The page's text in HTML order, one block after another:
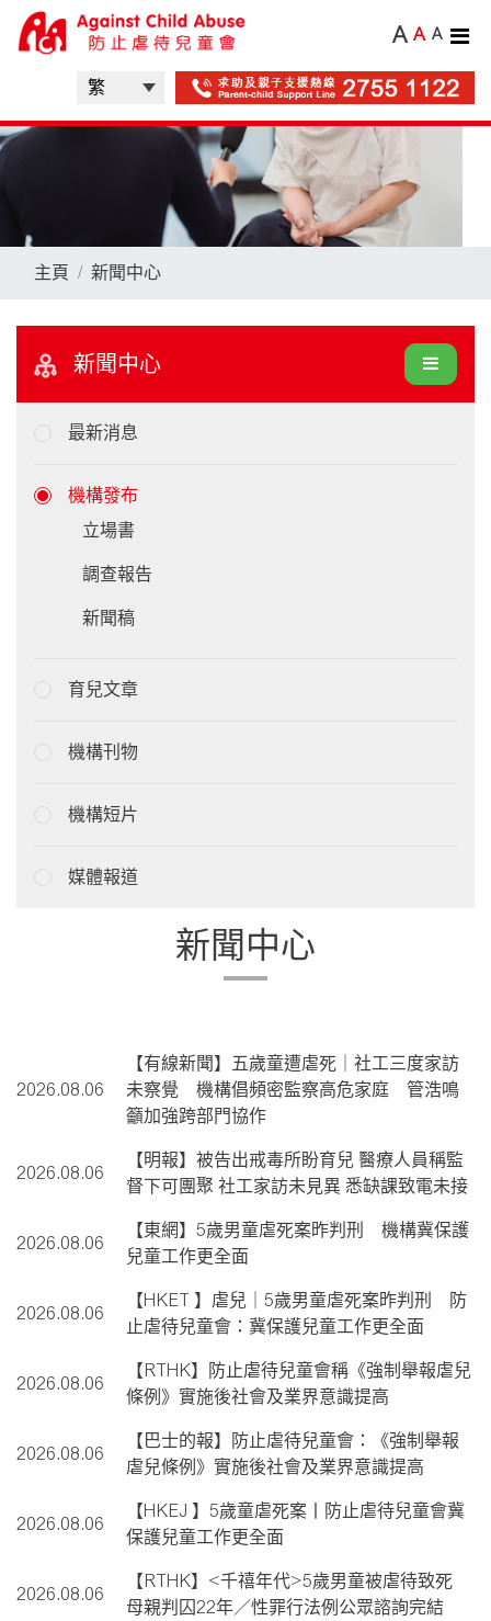
A A A
主頁 新聞中心
新聞中心
最新消息
機構發布
立場書
調查報告
新聞稿
育兒文章
機構刊物
機構短片
媒體報道
新聞中心
2026.08.06
【有線新聞】五歲童遭虐死｜社工三度家訪
未察覺 機構倡頻密監察高危家庭 管浩鳴
籲加強跨部門協作
2026.08.06
【明報】被告出戒毒所盼育兒 醫療人員稱監
督下可團聚 社工家訪未見異 悉缺課致電未接
2026.08.06
【東網】5歲男童虐死案昨判刑 機構冀保護
兒童工作更全面
2026.08.06
【HKET 】虐兒｜5歲男童虐死案昨判刑 防
止虐待兒童會：冀保護兒童工作更全面
2026.08.06
【RTHK】防止虐待兒童會稱《強制舉報虐兒
條例》實施後社會及業界意識提高
2026.08.06
【巴士的報】防止虐待兒童會：《強制舉報
虐兒條例》實施後社會及業界意識提高
2026.08.06
【HKEJ 】5歲童虐死案丨防止虐待兒童會冀
保護兒童工作更全面
2026.08.06
【RTHK】<千禧年代>5歲男童被虐待致死
母親判囚22年／性罪行法例公眾諮詢完結